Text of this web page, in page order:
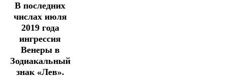
В последних
числах июля
2019 года
ингрессия
Венеры в
Зодиакальный
знак «Лев».